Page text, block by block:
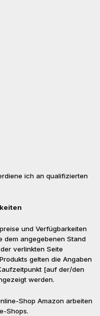
ich an qualifizierten
und Verfügbarkeiten
dem angegebenen Stand
verlinkten Seite
gelten die Angaben
[auf der/den
werden.
Shop Amazon arbeiten
Shops.